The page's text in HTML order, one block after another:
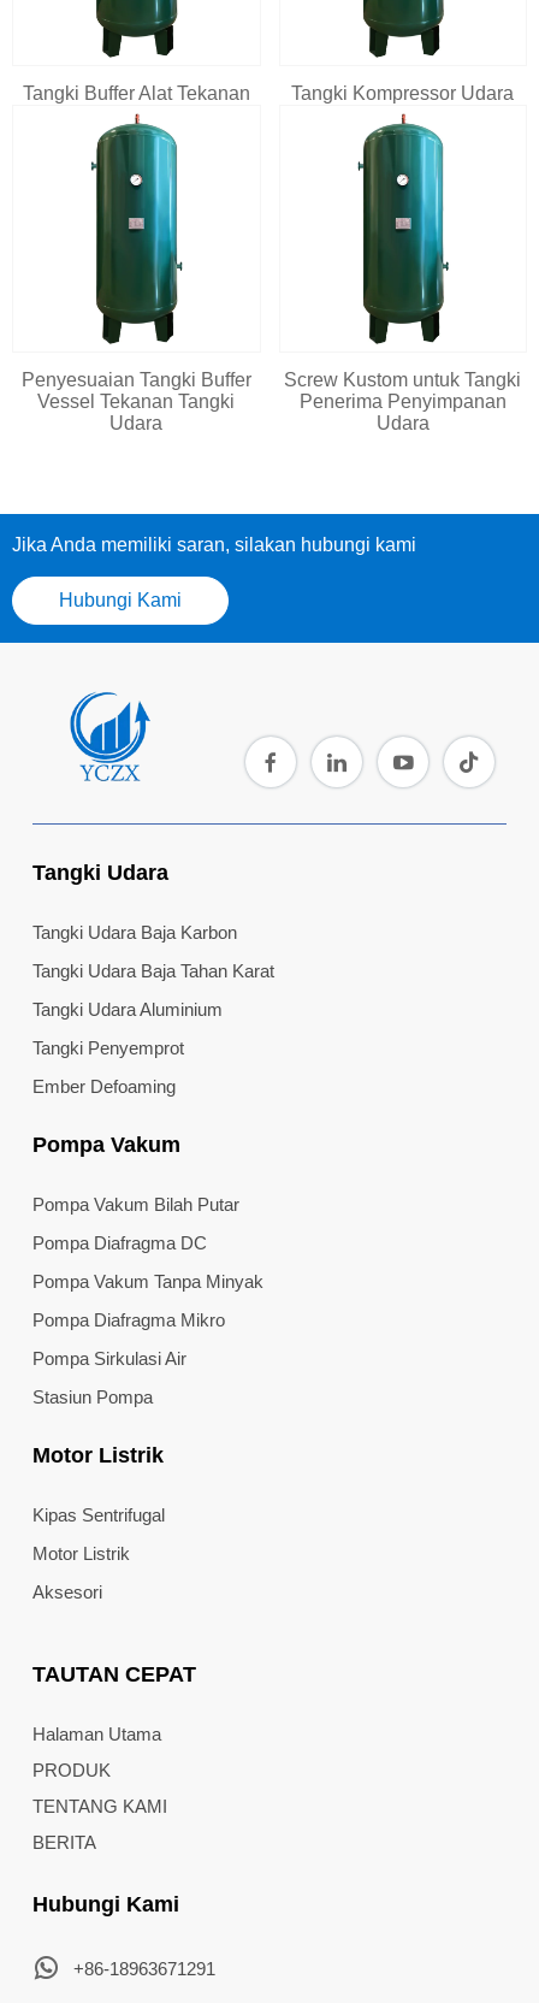
Tangki Buffer Alat Tekanan Tangki Kompressor Udara
Penyesuaian Tangki Buffer
Vessel Tekanan Tangki
Udara
Screw Kustom untuk Tangki
Penerima Penyimpanan
Udara
Jika Anda memiliki saran, silakan hubungi kami
Hubungi Kami
Tangki Udara
Tangki Udara Baja Karbon
Tangki Udara Baja Tahan Karat
Tangki Udara Aluminium
Tangki Penyemprot
Ember Defoaming
Pompa Vakum
Pompa Vakum Bilah Putar
Pompa Diafragma DC
Pompa Vakum Tanpa Minyak
Pompa Diafragma Mikro
Pompa Sirkulasi Air
Stasiun Pompa
Motor Listrik
Kipas Sentrifugal
Motor Listrik
Aksesori
TAUTAN CEPAT
Halaman Utama
PRODUK
TENTANG KAMI
BERITA
Hubungi Kami
+86-18963671291